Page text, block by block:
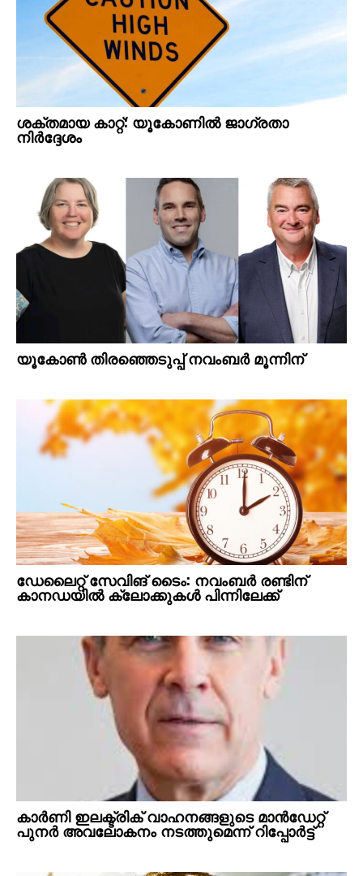
ശക്തമായ കാറ്റ്: യൂകോണിൽ ജാഗ്രതാ
നിർദ്ദേശം
യൂകോൺ തിരഞ്ഞെടുപ്പ് നവംബർ മൂന്നിന്
ഡേലൈറ്റ് സേവിങ് ടൈം: നവംബർ രണ്ടിന്
കാനഡയിൽ ക്ലോക്കുകൾ പിന്നിലേക്ക്
കാർണി ഇലക്ട്രിക് വാഹനങ്ങളുടെ മാൻഡേറ്റ്
പുനർ അവലോകനം നടത്തുമെന്ന് റിപ്പോർട്ട്